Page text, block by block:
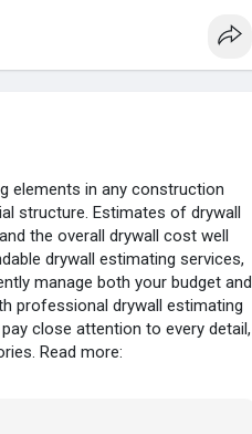
elements in any construction
structure. Estimates of drywall
the overall drywall cost well
drywall estimating services,
manage both your budget and
professional drywall estimating
close attention to every detail,
Read more: